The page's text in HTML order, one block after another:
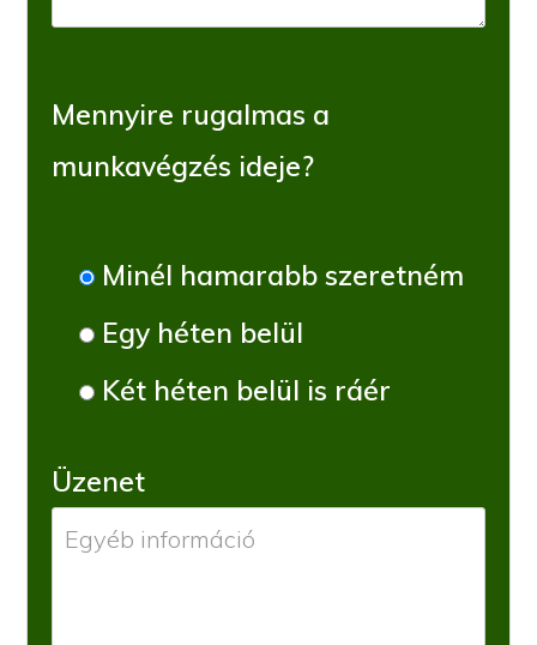
Mennyire rugalmas a
munkavégzés ideje?
Minél hamarabb szeretném
Egy héten belül
Két héten belül is ráér
Üzenet